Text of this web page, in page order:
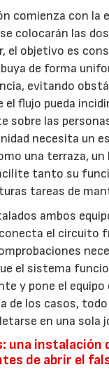
comienza con la
colocarán las
el objetivo es
de forma
evitando
el flujo pueda
sobre las
necesita un
una terraza, un
tanto su
tareas de
ambos
el circuito
el sistema
y pone el equipo
de los casos,
en una sola
una instalación
de abrir el